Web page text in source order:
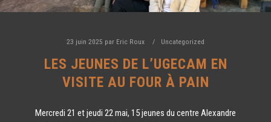
23 juin 2025 par Eric Roux Uncategorized
LES JEUNES DE L’UGECAM EN
VISITE AU FOUR À PAIN
Mercredi 21 et jeudi 22 mai, 15 jeunes du centre Alexandre